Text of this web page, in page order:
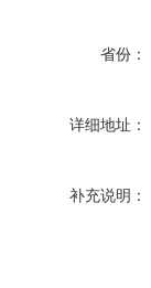
省份：
详细地址：
补充说明：